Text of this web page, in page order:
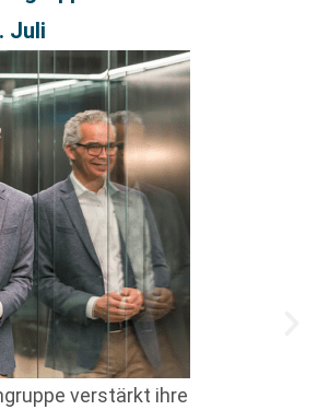
Juli
verstärkt ihre